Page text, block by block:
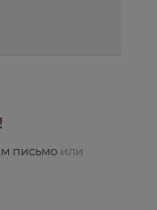
письмо или